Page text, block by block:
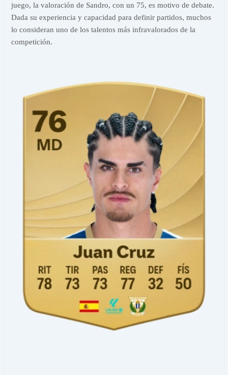
juego, la valoración de Sandro, con un 75, es motivo de debate.
Dada su experiencia y capacidad para definir partidos, muchos
lo consideran uno de los talentos más infravalorados de la
competición.